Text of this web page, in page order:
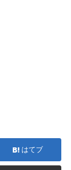
はてブ